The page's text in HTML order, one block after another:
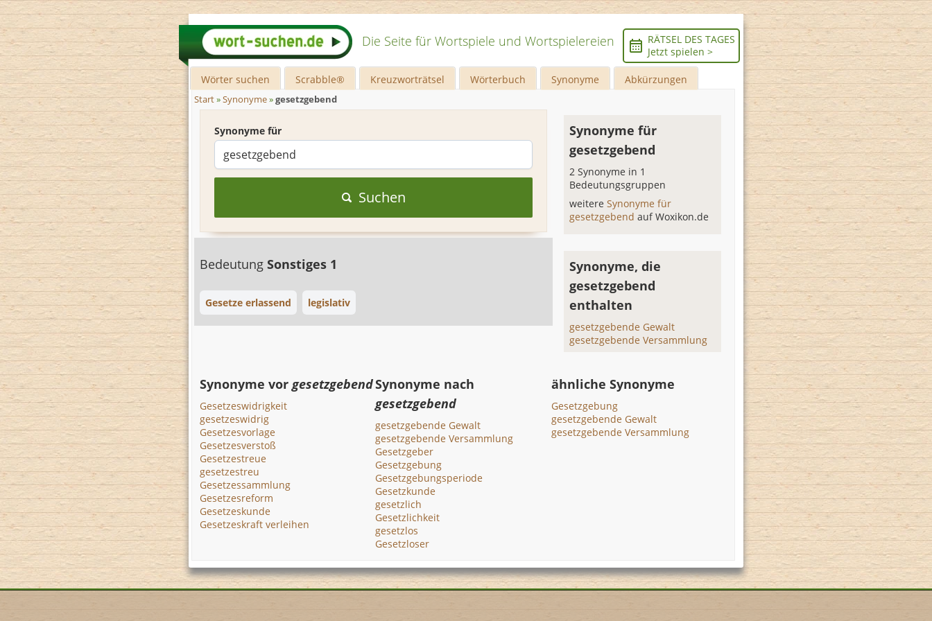
Die Seite für Wortspiele und Wortspielereien
RÄTSEL DES TAGES
Jetzt spielen >
Wörter suchen Scrabble® Kreuzworträtsel Wörterbuch Synonyme Abkürzungen
Start»Synonyme»gesetzgebend
Synonyme für
Suchen
Bedeutung Sonstiges 1
Gesetze erlassend legislativ
Synonyme für
gesetzgebend
2 Synonyme in 1
Bedeutungsgruppen
weitereSynonyme für
gesetzgebendauf Woxikon.de
Synonyme, die
gesetzgebend
enthalten
gesetzgebende Gewalt
gesetzgebende Versammlung
Synonyme vor gesetzgebend
Gesetzeswidrigkeit
gesetzeswidrig
Gesetzesvorlage
Gesetzesverstoß
Gesetzestreue
gesetzestreu
Gesetzessammlung
Gesetzesreform
Gesetzeskunde
Gesetzeskraft verleihen
Synonyme nach
gesetzgebend
gesetzgebende Gewalt
gesetzgebende Versammlung
Gesetzgeber
Gesetzgebung
Gesetzgebungsperiode
Gesetzkunde
gesetzlich
Gesetzlichkeit
gesetzlos
Gesetzloser
ähnliche Synonyme
Gesetzgebung
gesetzgebende Gewalt
gesetzgebende Versammlung